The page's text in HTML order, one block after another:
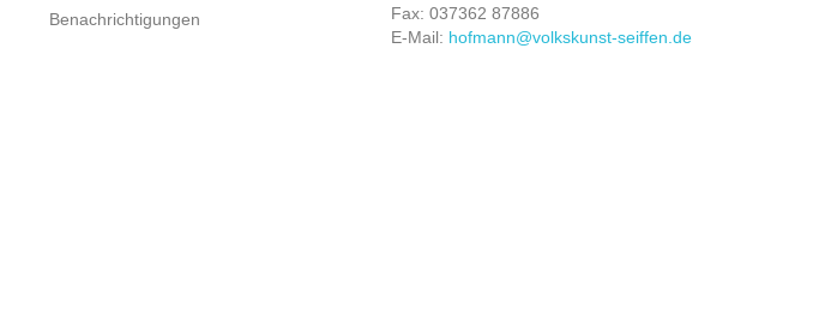
Benachrichtigungen
Fax: 037362 87886
E-Mail: hofmann@volkskunst-seiffen.de